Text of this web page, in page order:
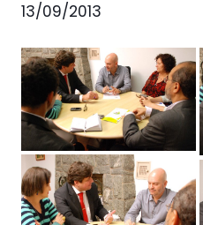
13/09/2013